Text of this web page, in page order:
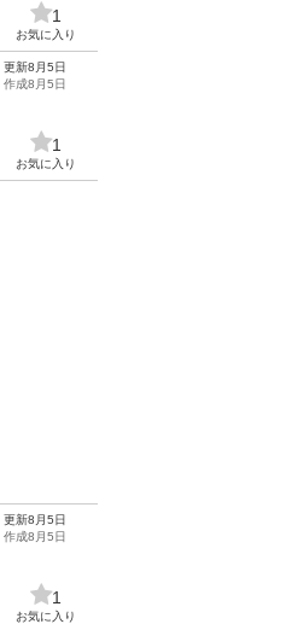
1
お気に入り
更新8月5日
作成8月5日
1
お気に入り
更新8月5日
作成8月5日
1
お気に入り